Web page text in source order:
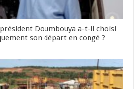
Doumbouya a-t-il choisi
son départ en congé ?